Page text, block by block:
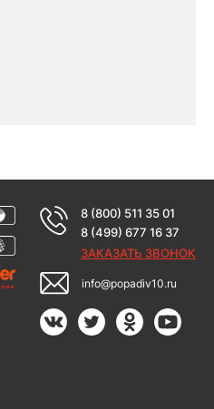
8 (800) 511 35 01
8 (499) 677 16 37
ЗАКАЗАТЬ ЗВОНОК
info@popadiv10.ru